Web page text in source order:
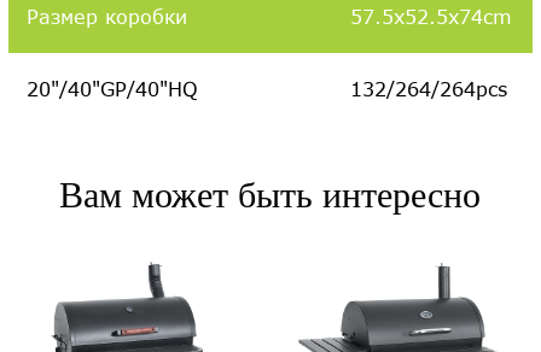
Размер коробки 57.5x52.5x74cm
20"/40"GP/40"HQ 132/264/264pcs
Вам может быть интересно